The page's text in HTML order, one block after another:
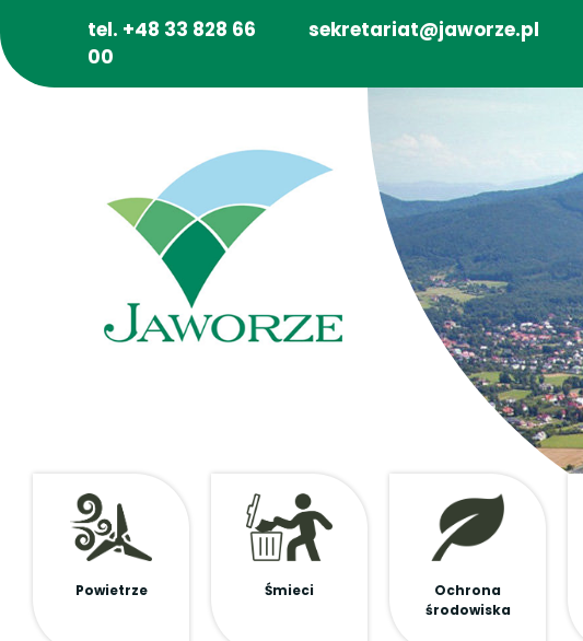
tel. +48 33 828 66
00
sekretariat@jaworze.pl
Powietrze Śmieci
Ochrona
środowiska